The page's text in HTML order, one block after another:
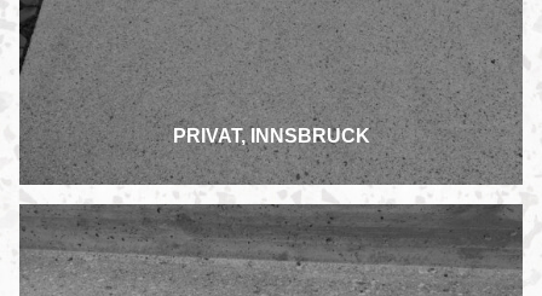
PRIVAT, INNSBRUCK